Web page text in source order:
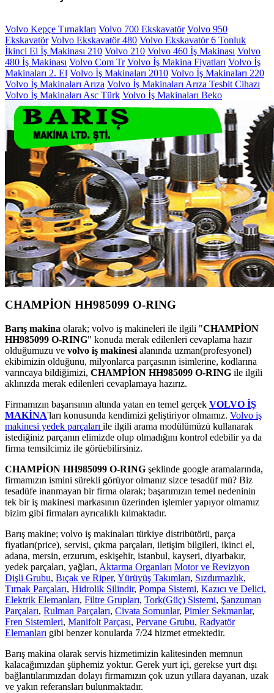
Volvo Kepçe Tırnakları Volvo 700 Ekskavatör Volvo 950
Ekskavatör Volvo Ekskavatör 480 Volvo Ekskavatör 6 Tonluk
İkinci El İş Makinası 210 Volvo 210 Volvo 460 İş Makinası Volvo
480 İş Makinası Volvo Com Tr Volvo İş Makina Fiyatları Volvo İş
Makinaları 2. El Volvo İş Makinaları 2010 Volvo İş Makinaları 220
Volvo İş Makinaları Arıza Volvo İş Makinaları Arıza Tesbit Cihazı
Volvo İş Makinaları Asc Türk Volvo İş Makinaları Beko
CHAMPİON HH985099 O-RING
Barış makina olarak; volvo iş makineleri ile ilgili "CHAMPİON
HH985099 O-RING" konuda merak edilenleri cevaplama hazır
olduğumuzu ve volvo iş makinesi alanında uzman(profesyonel)
ekibimizin olduğunu, milyonlarca parçasının isimlerine, kodlarına
varıncaya bildiğimizi, CHAMPİON HH985099 O-RING ile ilgili
aklınızda merak edilenleri cevaplamaya hazırız.
Firmamızın başarısının altında yatan en temel gerçek VOLVO İŞ
MAKİNA'ları konusunda kendimizi geliştiriyor olmamız. Volvo iş
makinesi yedek parçaları ile ilgili arama modülümüzü kullanarak
istediğiniz parçanın elimizde olup olmadığını kontrol edebilir ya da
firma temsilcimiz ile görüebilirsiniz.
CHAMPİON HH985099 O-RING şeklinde google aramalarında,
firmamızın ismini sürekli görüyor olmanız sizce tesadüf mü? Biz
tesadüfe inanmayan bir firma olarak; başarımızın temel nedeninin
tek bir iş makinesi markasının üzerinden işlemler yapıyor olmamız
bizim gibi firmaları ayrıcalıklı kılmaktadır.
Barış makine; volvo iş makinaları türkiye distribütörü, parça
fiyatları(price), servisi, çıkma parçaları, iletişim bilgileri, ikinci el,
adana, mersin, erzurum, eskişehir, istanbul, kayseri, diyarbakır,
yedek parçaları, yağları, Aktarma Organları Motor ve Revizyon
Dişli Grubu, Bıçak ve Riper, Yürüyüş Takımları, Sızdırmazlık,
Tırnak Parçaları, Hidrolik Silindir, Pompa Sistemi, Kazıcı ve Delici,
Elektrik Elemanları, Filtre Grupları, Tork(Güç) Sistemi, Şanzuman
Parçaları, Rulman Parçaları, Civata Somunlar, Pimler Sekmanlar,
Fren Sistemleri, Manifolt Parçası, Pervane Grubu, Radyatör
Elemanları gibi benzer konularda 7/24 hizmet etmektedir.
Barış makina olarak servis hizmetimizin kalitesinden memnun
kalacağımızdan şüphemiz yoktur. Gerek yurt içi, gerekse yurt dışı
bağlantılarımızdan dolayı firmamızın çok uzun yıllara dayanan, uzak
ve yakın referansları bulunmaktadır.